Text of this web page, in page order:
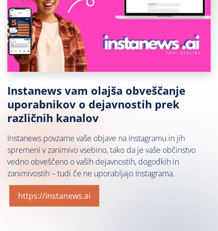
Instanews vam olajša obveščanje
uporabnikov o dejavnostih prek
različnih kanalov
Instanews povzame vaše objave na Instagramu in jih
spremeni v zanimivo vsebino, tako da je vaše občinstvo
vedno obveščeno o vaših dejavnostih, dogodkih in
zanimivostih – tudi če ne uporabljajo Instagrama.
https://instanews.ai